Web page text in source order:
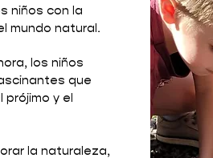
niños con la
mundo natural.
los niños
que
y el
la naturaleza,